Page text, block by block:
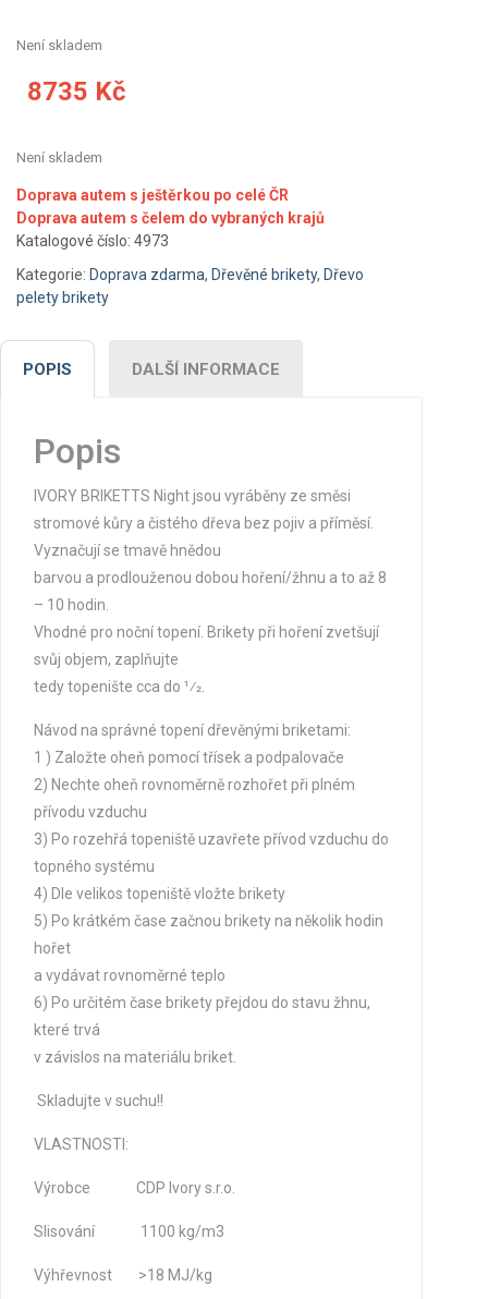
Není skladem
8735 Kč
Není skladem
Doprava autem s ještěrkou po celé ČR
Doprava autem s čelem do vybraných krajů
Katalogové číslo: 4973
Kategorie: Doprava zdarma, Dřevěné brikety, Dřevo
pelety brikety
POPIS DALŠÍ INFORMACE
Popis
IVORY BRIKETTS Nightjsou vyráběny ze směsi
stromové kůry a čistého dřeva bez pojiv a příměsí.
Vyznačují se tmavě hnědou
barvou a prodlouženou dobou hoření/žhnu a to až 8
– 10 hodin.
Vhodné pro noční topení. Brikety při hoření zvetšují
svůj objem, zaplňujte
tedy topenište cca do 1⁄2.
Návod na správné topení dřevěnými briketami:
1 ) Založte oheň pomocí třísek a podpalovače
2) Nechte oheň rovnoměrně rozhořet při plném
přívodu vzduchu
3) Po rozehřá topeniště uzavřete přívod vzduchu do
topného systému
4) Dle velikos topeniště vložte brikety
5) Po krátkém čase začnou brikety na několik hodin
hořet
a vydávat rovnoměrné teplo
6) Po určitém čase brikety přejdou do stavu žhnu,
které trvá
v závislos na materiálu briket.
Skladujte v suchu!!
VLASTNOSTI:
Výrobce CDP Ivory s.r.o.
Slisování 1100 kg/m3
Výhřevnost >18 MJ/kg